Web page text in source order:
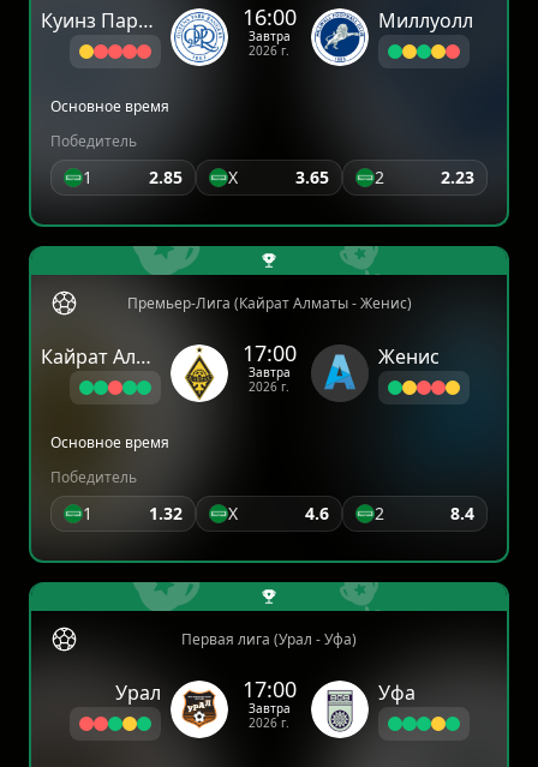
Куинз Парк Рейнджерс 16:00
Завтра
2026 г.
Миллуолл
Основное время
Победитель
1 2.85 X 3.65 2 2.23
Премьер-Лига (Кайрат Алматы - Женис)
Кайрат Алматы 17:00
Завтра
2026 г.
Женис
Основное время
Победитель
1 1.32 X 4.6 2 8.4
Первая лига (Урал - Уфа)
Урал 17:00
Завтра
2026 г.
Уфа